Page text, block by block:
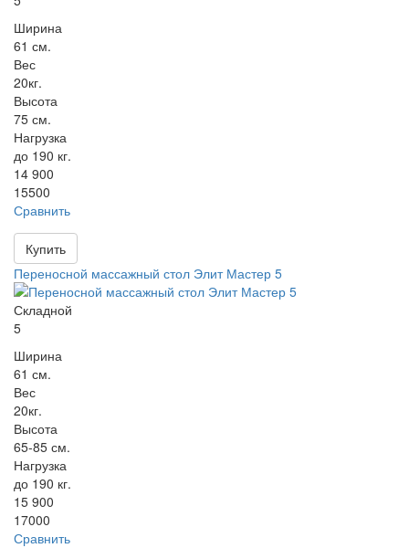
Ширина
61 см.
Вес
20кг.
Высота
75 см.
Нагрузка
до 190 кг.
14 900
15500
Сравнить
Купить
Переносной массажный стол Элит Мастер 5
Складной
5
Ширина
61 см.
Вес
20кг.
Высота
65-85 см.
Нагрузка
до 190 кг.
15 900
17000
Сравнить